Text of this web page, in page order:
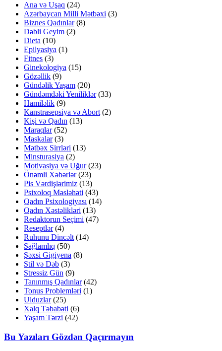
Ana və Uşaq (24)
Azərbaycan Milli Mətbəxi (3)
Biznes Qadınlar(8)
Dəbli Geyim (2)
Dieta (10)
Epilyasiya (1)
Fitnes (3)
Ginekologiya (15)
Gözəllik (9)
Gündəlik Yaşam (20)
Gündəmdəki Yeniliklər(33)
Hamiləlik (9)
Kanstrasepsiya və Abort(2)
Kişi və Qadın (13)
Maraqlar(52)
Maskalar(3)
Mətbəx Sirrləri (13)
Minsturasiya (2)
Motivasiya və Uğur(23)
Önəmli Xəbərlər(23)
Pis Vərdişlərimiz (13)
Psixoloq Məsləhəti (43)
Qadın Psixologiyası (14)
Qadın Xəstəlikləri (13)
Redaktorun Seçimi (47)
Reseptlər(4)
Ruhunu Dincəlt(14)
Sağlamlıq (50)
Şəxsi Gigiyena (8)
Stil və Dəb (3)
Stressiz Gün (9)
Tanınmış Qadınlar(42)
Tonus Problemləri (1)
Ulduzlar(25)
Xalq Təbabəti (6)
Yaşam Tərzi (42)
Bu Yazıları Gözdən Qaçırmayın